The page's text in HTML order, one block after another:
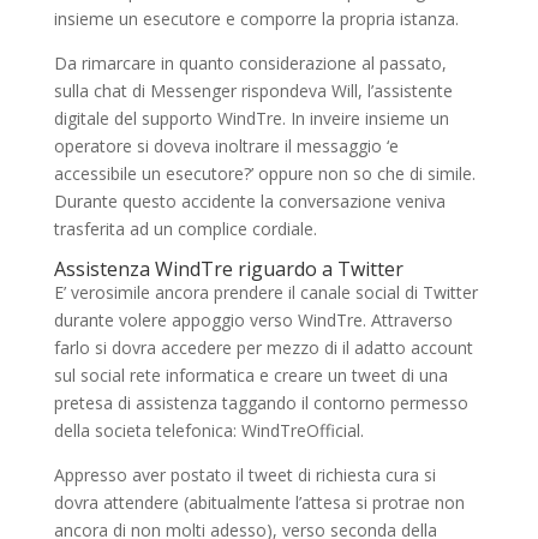
insieme un esecutore e comporre la propria istanza.
Da rimarcare in quanto considerazione al passato,
sulla chat di Messenger rispondeva Will, l’assistente
digitale del supporto WindTre. In inveire insieme un
operatore si doveva inoltrare il messaggio ‘e
accessibile un esecutore?’ oppure non so che di simile.
Durante questo accidente la conversazione veniva
trasferita ad un complice cordiale.
Assistenza WindTre riguardo a Twitter
E’ verosimile ancora prendere il canale social di Twitter
durante volere appoggio verso WindTre. Attraverso
farlo si dovra accedere per mezzo di il adatto account
sul social rete informatica e creare un tweet di una
pretesa di assistenza taggando il contorno permesso
della societa telefonica: WindTreOfficial.
Appresso aver postato il tweet di richiesta cura si
dovra attendere (abitualmente l’attesa si protrae non
ancora di non molti adesso), verso seconda della